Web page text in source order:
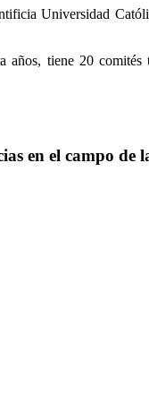
Universidad
tiene 20
en el campo de